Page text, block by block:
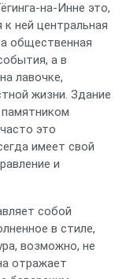
на-Инне это,
ней центральная
общественная
а в
лавочке,
жизни. Здание
это
имеет свой
и
собой
в стиле,
возможно, не
отражает